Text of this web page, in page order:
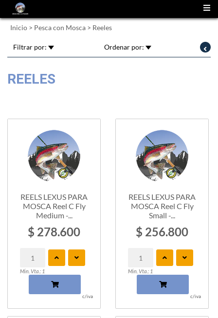
Inicio > Pesca con Mosca > Reeles
Filtrar por: Ordenar por:
REELES
REELS LEXUS PARA
MOSCA Reel C Fly
Medium -...
$ 278.600
Min. Vta.: 1
c/iva
REELS LEXUS PARA
MOSCA Reel C Fly
Small -...
$ 256.800
Min. Vta.: 1
c/iva